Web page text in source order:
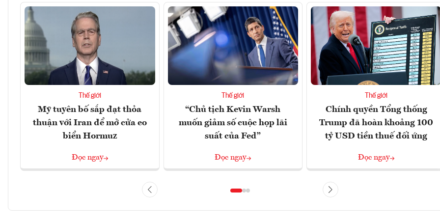
Thế giới
Mỹ tuyên bố sắp đạt thỏa
thuận với Iran để mở cửa eo
biển Hormuz
Đọc ngay
Thế giới
“Chủ tịch Kevin Warsh
muốn giảm số cuộc họp lãi
suất của Fed”
Đọc ngay
Thế giới
Chính quyền Tổng thống
Trump đã hoàn khoảng 100
tỷ USD tiền thuế đối ứng
Đọc ngay